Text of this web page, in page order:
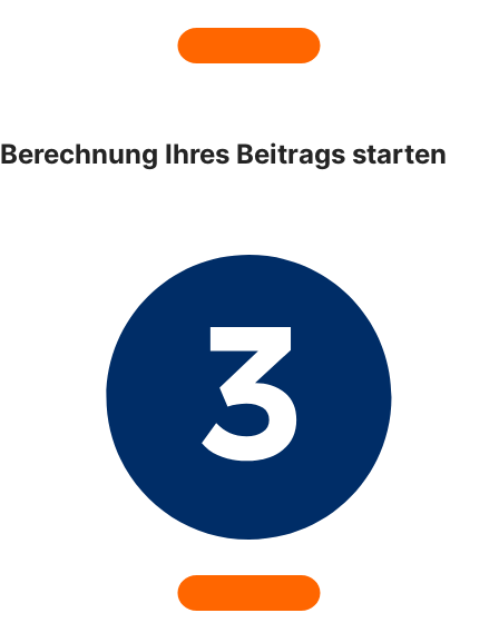
Berechnung Ihres Beitrags starten